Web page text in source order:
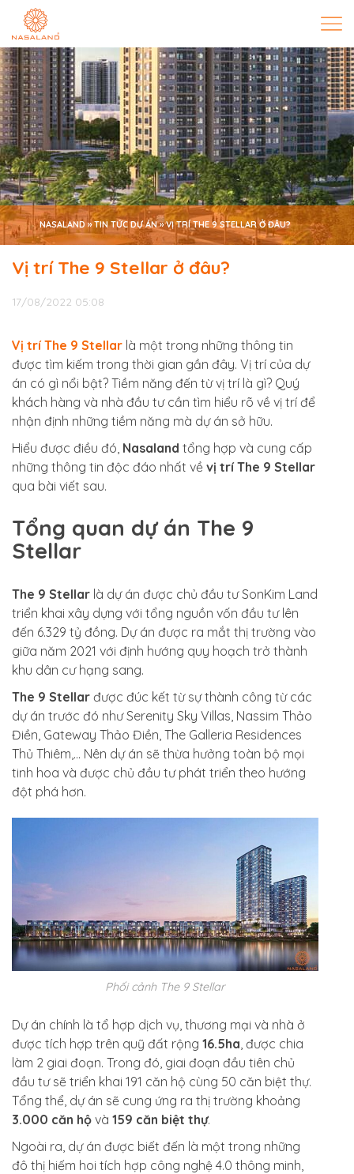
NASALAND »TIN TỨC DỰ ÁN»VỊ TRÍ THE 9 STELLAR Ở ĐÂU?
Vị trí The 9 Stellar ở đâu?
17/08/2022 05:08
Vị trí The 9 Stellar là một trong những thông tin
được tìm kiếm trong thời gian gần đây. Vị trí của dự
án có gì nổi bật? Tiềm năng đến từ vị trí là gì? Quý
khách hàng và nhà đầu tư cần tìm hiểu rõ về vị trí để
nhận định những tiềm năng mà dự án sở hữu.
Hiểu được điều đó, Nasaland tổng hợp và cung cấp
những thông tin độc đáo nhất về vị trí The 9 Stellar
qua bài viết sau.
Tổng quan dự án The 9
Stellar
The 9 Stellar là dự án được chủ đầu tư SonKim Land
triển khai xây dựng với tổng nguồn vốn đầu tư lên
đến 6.329 tỷ đồng. Dự án được ra mắt thị trường vào
giữa năm 2021 với định hướng quy hoạch trở thành
khu dân cư hạng sang.
The 9 Stellar được đúc kết từ sự thành công từ các
dự án trước đó như Serenity Sky Villas, Nassim Thảo
Điền, Gateway Thảo Điền, The Galleria Residences
Thủ Thiêm,… Nên dự án sẽ thừa hưởng toàn bộ mọi
tinh hoa và được chủ đầu tư phát triển theo hướng
đột phá hơn.
Phối cảnh The 9 Stellar
Dự án chính là tổ hợp dịch vụ, thương mại và nhà ở
được tích hợp trên quỹ đất rộng 16.5ha , được chia
làm 2 giai đoạn. Trong đó, giai đoạn đầu tiên chủ
đầu tư sẽ triển khai 191 căn hộ cùng 50 căn biệt thự.
Tổng thể, dự án sẽ cung ứng ra thị trường khoảng
3.000 căn hộ và 159 căn biệt thự.
Ngoài ra, dự án được biết đến là một trong những
đô thị hiếm hoi tích hợp công nghệ 4.0 thông minh,